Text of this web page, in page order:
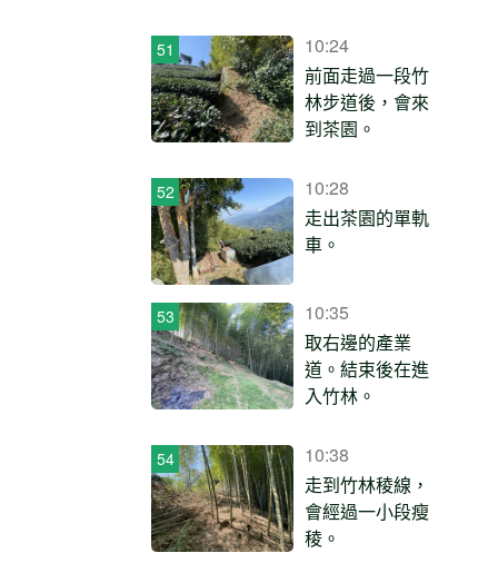
10:24
前面走過一段竹
林步道後，會來
到茶園。
10:28
走出茶園的單軌
車。
10:35
取右邊的產業
道。結束後在進
入竹林。
10:38
走到竹林稜線，
會經過一小段瘦
稜。